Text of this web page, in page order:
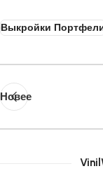
Выкройки
Новее